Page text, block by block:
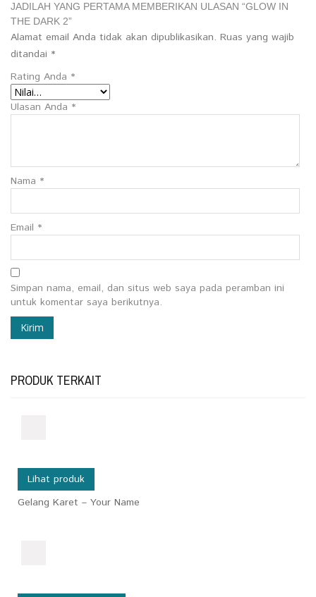
JADILAH YANG PERTAMA MEMBERIKAN ULASAN “GLOW IN
THE DARK 2”
Alamat email Anda tidak akan dipublikasikan. Ruas yang wajib
ditandai *
Rating Anda *
Ulasan Anda *
Nama *
Email *
Simpan nama, email, dan situs web saya pada peramban ini
untuk komentar saya berikutnya.
PRODUK TERKAIT
Lihat produk
Gelang Karet – Your Name